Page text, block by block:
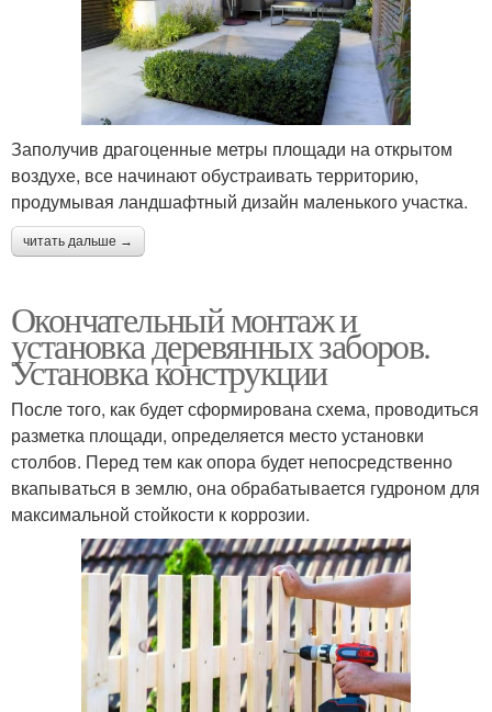
Заполучив драгоценные метры площади на открытом
воздухе, все начинают обустраивать территорию,
продумывая ландшафтный дизайн маленького участка.
читать дальше →
Окончательный монтаж и
установка деревянных заборов.
Установка конструкции
После того, как будет сформирована схема, проводиться
разметка площади, определяется место установки
столбов. Перед тем как опора будет непосредственно
вкапываться в землю, она обрабатывается гудроном для
максимальной стойкости к коррозии.